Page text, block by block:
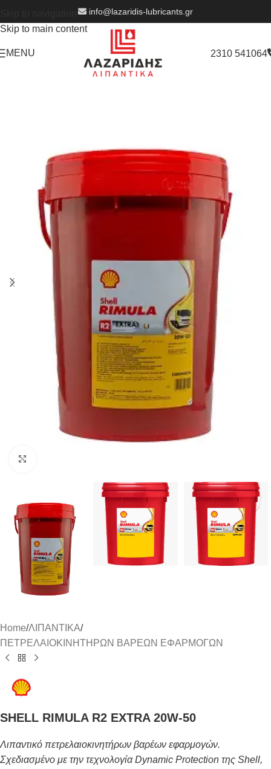
Skip to main content
info@lazaridis-lubricants.gr
MENU 2310 541064
Home/ΛΙΠΑΝΤΙΚΑ/
ΠΕΤΡΕΛΑΙΟΚΙΝΗΤΗΡΩΝ ΒΑΡΕΩΝ ΕΦΑΡΜΟΓΩΝ
SHELL RIMULA R2 EXTRA 20W-50
Λιπαντικό πετρελαιοκινητήρων βαρέων εφαρμογών.
Σχεδιασμένο με την τεχνολογία Dynamic Protection της Shell,